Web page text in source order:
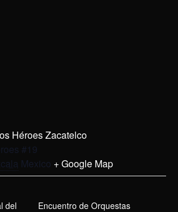
Héroes Zacatelco
#19
Mexico + Google Map
del
Encuentro de Orquestas